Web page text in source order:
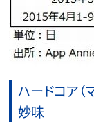
ハードコア
妙味